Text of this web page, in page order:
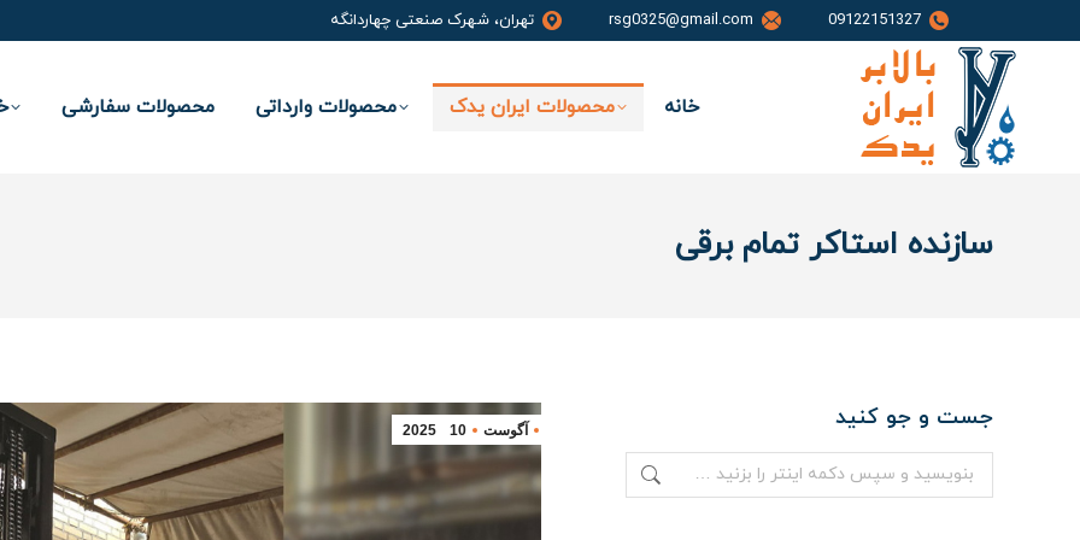
09122151327
rsg0325@gmail.com تهران، شهرک صنعتی چهاردانگه
خانه محصولات ایران یدک محصولات وارداتی محصولات سفارشی
سازنده استاکر تمام برقی
آگوست 10
2025 جست و جو کنید
جستجو: